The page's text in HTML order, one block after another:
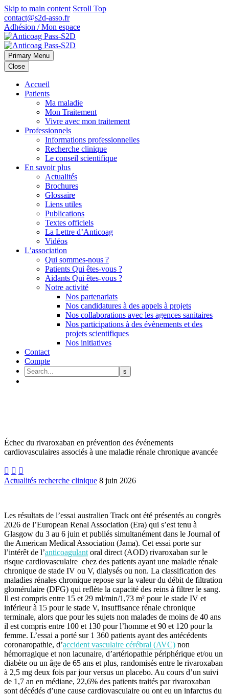
Skip to main content Scroll Top
contact@s2d-asso.fr
Adhésion / Mon espace
Primary Menu
Close
Accueil
Patients
Ma maladie
Mon Traitement
Vivre avec mon traitement
Professionnels
Informations professionnelles
Recherche clinique
Le conseil scientifique
En savoir plus
Actualités
Brochures
Glossaire
Liens utiles
Publications
Textes officiels
La Lettre d’Anticoag
Vidéos
L’association
Qui sommes-nous ?
Patients Qui êtes-vous ?
Aidants Qui êtes-vous ?
Notre activité
Nos partenariats
Nos candidatures à des appels à projets
Nos collaborations avec les agences sanitaires
Nos participations à des évènements et des
projets scientifiques
Nos initiatives
Contact
Compte
Échec du rivaroxaban en prévention des événements
cardiovasculaires associés à une maladie rénale chronique avancée
  
Actualités recherche clinique 8 juin 2026
Les résultats de l’essai australien Track ont été présentés au congrès
2026 de l’European Renal Association (Era) qui s’est tenu à
Glasgow du 3 au 6 juin et publiés simultanément dans le Journal of
the American Medical Association (Jama). Cet essai porte sur
l’intérêt de l’anticoagulant oral direct (AOD) rivaroxaban sur le
risque cardiovasculaire chez des patients ayant une maladie rénale
chronique de stade IV ou V, dialysés ou non. La classification des
maladies rénales chronique repose sur la valeur du débit de filtration
glomérulaire (DFG) qui reflète la capacité des reins à filtrer le sang.
Il est compris entre 15 et 29 ml/min/1,73 m² pour le stade IV et
inférieur à 15 pour le stade V, insuffisance rénale chronique
terminale, alors que pour les sujets non malades de moins de 40 ans
il est compris entre 100 et 130 pour l’homme et 90 et 120 pour la
femme. L’essai a porté sur 1 360 patients ayant des antécédents
coronaropathie, d’accident vasculaire cérébral (AVC) non
hémorragique et non lacunaire, d’artériopathie périphérique et/ou un
diabète ou un âge de 65 ans et plus, randomisés entre le rivaroxaban
à 2,5 mg deux fois par jour versus un placebo. Au cours d’un suivi
de 1,7 an en médiane, 22,6% des patients traités par rivaroxaban
sont décédés d’une cause cardiovasculaire ou ont eu un infarctus du